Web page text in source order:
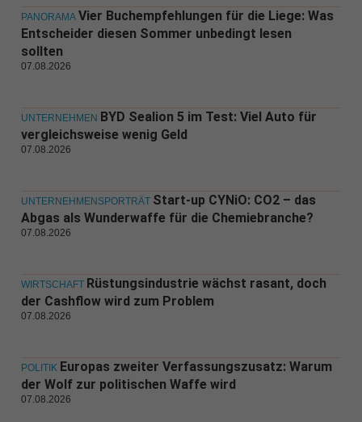
PANORAMA Vier Buchempfehlungen für die Liege: Was
Entscheider diesen Sommer unbedingt lesen
sollten
07.08.2026
UNTERNEHMEN BYD Sealion 5 im Test: Viel Auto für
vergleichsweise wenig Geld
07.08.2026
UNTERNEHMENSPORTRÄT Start-up CYNiO: CO2 – das
Abgas als Wunderwaffe für die Chemiebranche?
07.08.2026
WIRTSCHAFT Rüstungsindustrie wächst rasant, doch
der Cashflow wird zum Problem
07.08.2026
POLITIK Europas zweiter Verfassungszusatz: Warum
der Wolf zur politischen Waffe wird
07.08.2026